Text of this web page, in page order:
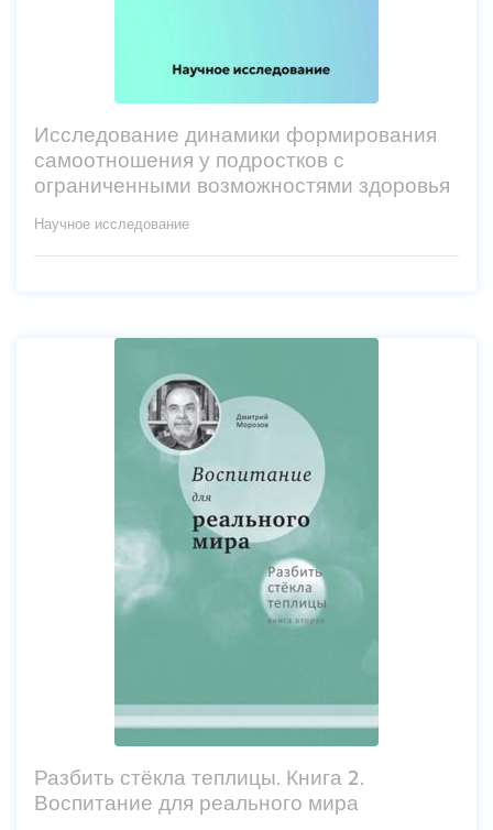
Исследование динамики формирования
самоотношения у подростков с
ограниченными возможностями здоровья
Научное исследование
Разбить стёкла теплицы. Книга 2.
Воспитание для реального мира